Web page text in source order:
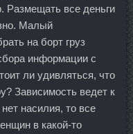
Размещать все деньги
Малый
на борт груз
информации с
ли удивляться, что
Зависимость ведет к
насилия, то все
в какой-то